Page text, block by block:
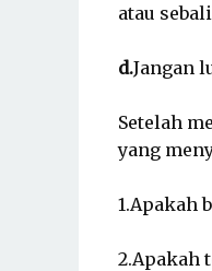
atau
d.Jangan
Setelah
yang
1.Apakah
2.Apakah